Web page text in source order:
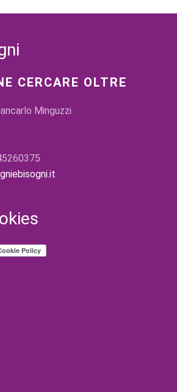
CERCARE OLTRE
Minguzzi